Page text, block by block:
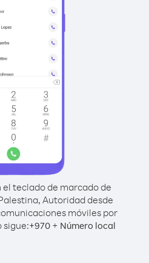
teclado de marcado de
Autoridad desde
móviles por
sigue:+970 + Número local